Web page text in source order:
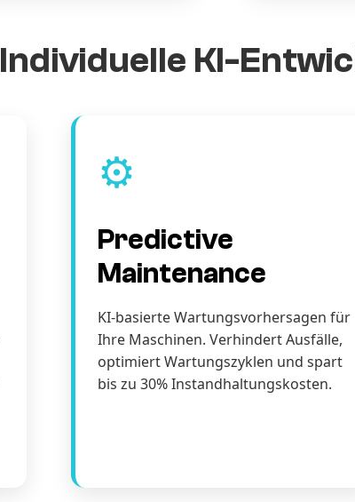
Individuelle KI-
⚙️
Predictive
Maintenance
KI-basierte Wartungsvorhersagen für
Ihre Maschinen. Verhindert Ausfälle,
optimiert Wartungszyklen und spart
bis zu 30% Instandhaltungskosten.